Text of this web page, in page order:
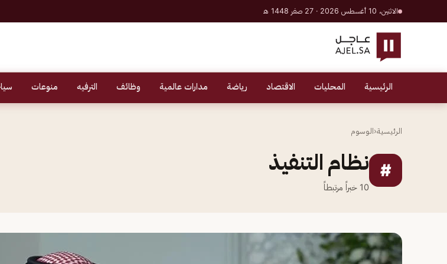
الاثنين، 10 أغسطس 2026 · 27 صفر 1448 هـ
الرئيسية المحليات الاقتصاد رياضة مدارات عالمية وظائف الترفيه منوعات
الرئيسية‹الوسوم
# نظام التنفيذ
10 خبراً مرتبطاً